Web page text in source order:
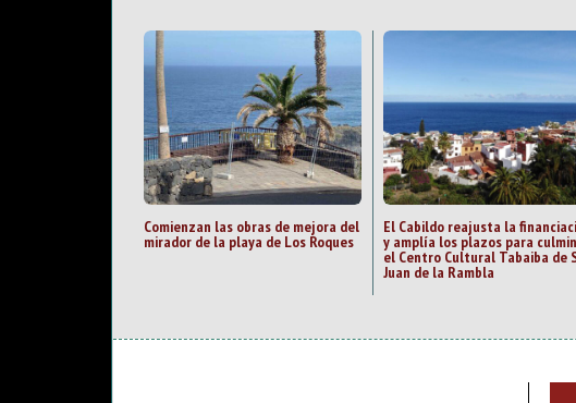
Comienzan las obras de mejora del
mirador de la playa de Los Roques
El Cabildo reajusta la
y amplía los plazos para
el Centro Cultural Tabaiba de
Juan de la Rambla